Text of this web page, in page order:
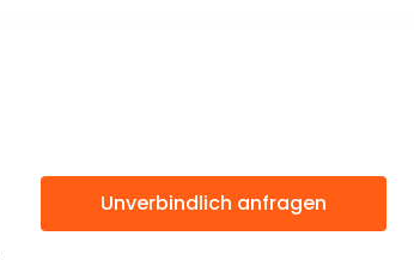
Unverbindlich anfragen